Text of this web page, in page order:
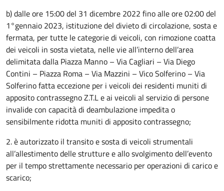
b) dalle ore 15:00 del 31 dicembre 2022 fino alle ore 02:00 del
1°gennaio 2023, istituzione del divieto di circolazione, sosta e
fermata, per tutte le categorie di veicoli, con rimozione coatta
dei veicoli in sosta vietata, nelle vie all’interno dell’area
delimitata dalla Piazza Manno – Via Cagliari – Via Diego
Contini – Piazza Roma – Via Mazzini – Vico Solferino – Via
Solferino fatta eccezione per i veicoli dei residenti muniti di
apposito contrassegno Z.T.L e ai veicoli al servizio di persone
invalide con capacità di deambulazione impedita o
sensibilmente ridotta muniti di apposito contrassegno;
2. è autorizzato il transito e sosta di veicoli strumentali
all’allestimento delle strutture e allo svolgimento dell’evento
per il tempo strettamente necessario per operazioni di carico e
scarico;